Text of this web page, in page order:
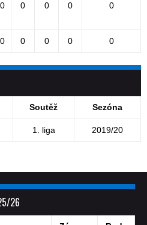
0 0 0 0 0
0 0 0 0 0
Soutěž Sezóna
1. liga 2019/20
26